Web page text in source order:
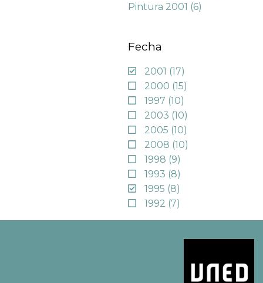
Pintura 2001 (6)
Fecha
2001 (17)
2000 (15)
1997 (10)
2003 (10)
2005 (10)
2008 (10)
1998 (9)
1993 (8)
1995 (8)
1992 (7)